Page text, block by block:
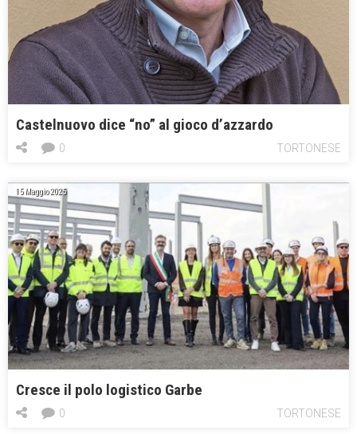
Castelnuovo dice “no” al gioco d’azzardo
TORTONESE
0
15 Maggio 2025
Cresce il polo logistico Garbe
TORTONESE
0